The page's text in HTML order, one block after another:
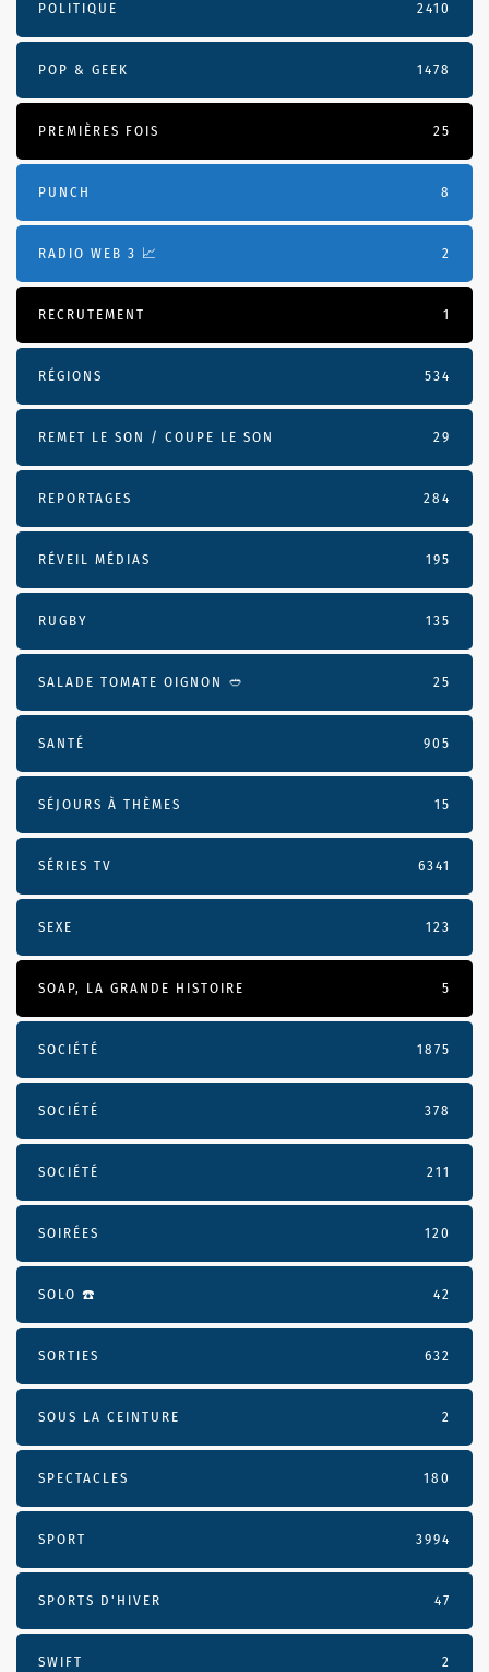
POLITIQUE 2410
POP & GEEK 1478
PREMIÈRES FOIS 25
PUNCH 8
RADIO WEB 3 📈 2
RECRUTEMENT 1
RÉGIONS 534
REMET LE SON / COUPE LE SON 29
REPORTAGES 284
RÉVEIL MÉDIAS 195
RUGBY 135
SALADE TOMATE OIGNON 🥙 25
SANTÉ 905
SÉJOURS À THÈMES 15
SÉRIES TV 6341
SEXE 123
SOAP, LA GRANDE HISTOIRE 5
SOCIÉTÉ 1875
SOCIÉTÉ 378
SOCIÉTÉ 211
SOIRÉES 120
SOLO ☎️ 42
SORTIES 632
SOUS LA CEINTURE 2
SPECTACLES 180
SPORT 3994
SPORTS D'HIVER 47
SWIFT 2